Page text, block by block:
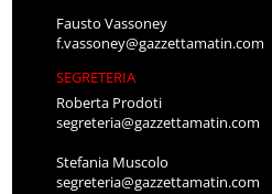
Fausto Vassoney
f.vassoney@gazzettamatin.com
SEGRETERIA
Roberta Prodoti
segreteria@gazzettamatin.com
Stefania Muscolo
segreteria@gazzettamatin.com